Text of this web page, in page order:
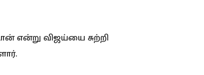
விஜய்யை சுற்றி